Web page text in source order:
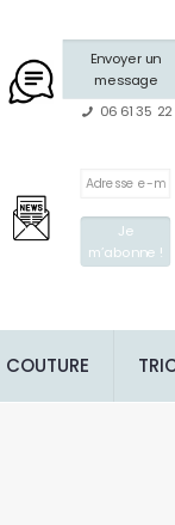
Envoyer un
message
06 61 35 22
COUTURE